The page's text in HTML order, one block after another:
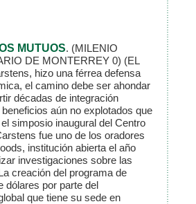
MUTUOS. (MILENIO
DE MONTERREY 0) (EL
hizo una férrea defensa
el camino debe ser ahondar
décadas de integración
aún no explotados que
simposio inaugural del Centro
fue uno de los oradores
institución abierta el año
investigaciones sobre las
creación del programa de
dólares por parte del
que tiene su sede en